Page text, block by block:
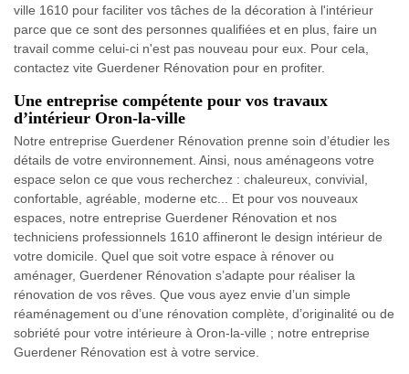
ville 1610 pour faciliter vos tâches de la décoration à l'intérieur
parce que ce sont des personnes qualifiées et en plus, faire un
travail comme celui-ci n'est pas nouveau pour eux. Pour cela,
contactez vite Guerdener Rénovation pour en profiter.
Une entreprise compétente pour vos travaux
d’intérieur Oron-la-ville
Notre entreprise Guerdener Rénovation prenne soin d’étudier les
détails de votre environnement. Ainsi, nous aménageons votre
espace selon ce que vous recherchez : chaleureux, convivial,
confortable, agréable, moderne etc... Et pour vos nouveaux
espaces, notre entreprise Guerdener Rénovation et nos
techniciens professionnels 1610 affineront le design intérieur de
votre domicile. Quel que soit votre espace à rénover ou
aménager, Guerdener Rénovation s’adapte pour réaliser la
rénovation de vos rêves. Que vous ayez envie d’un simple
réaménagement ou d’une rénovation complète, d’originalité ou de
sobriété pour votre intérieure à Oron-la-ville ; notre entreprise
Guerdener Rénovation est à votre service.